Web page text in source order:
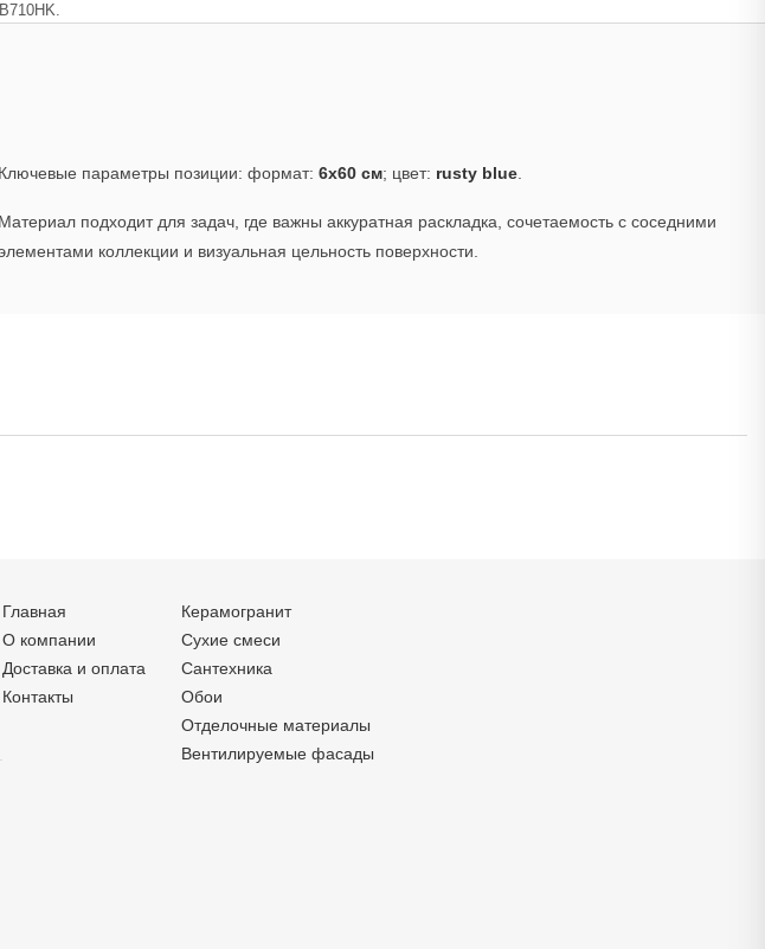
Ключевые параметры позиции: формат: 6x60 см; цвет: rusty blue
Материал подходит для задач, где важны аккуратная раскладка, сочетаемость с соседними
коллекции и визуальная цельность поверхности.
Главная
О компании
Доставка и оплата
Контакты
Керамогранит
Сухие смеси
Сантехника
Обои
Отделочные материалы
Вентилируемые фасады